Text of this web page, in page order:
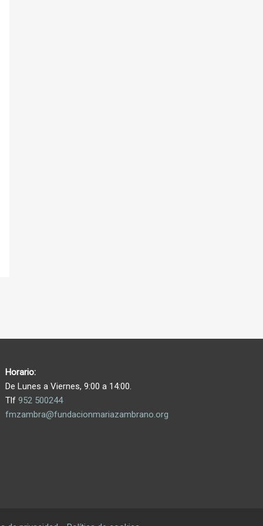
Horario:
De Lunes a Viernes, 9:00 a 14:00.
Tlf 952 500244
fmzambra@fundacionmariazambrano.org